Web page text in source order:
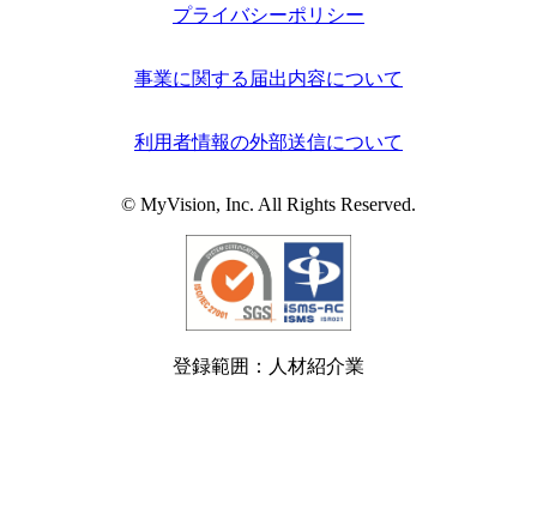
プライバシーポリシー
事業に関する届出内容について
利用者情報の外部送信について
© MyVision, Inc. All Rights Reserved.
登録範囲：人材紹介業